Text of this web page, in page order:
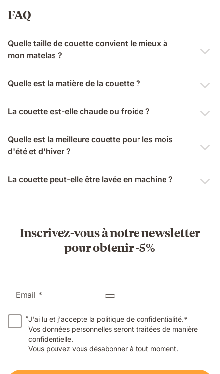
FAQ
Quelle taille de couette convient le mieux à
mon matelas ?
Quelle est la matière de la couette ?
La couette est-elle chaude ou froide ?
Quelle est la meilleure couette pour les mois
d'été et d'hiver ?
La couette peut-elle être lavée en machine ?
Inscrivez-vous à notre newsletter
pour obtenir -5%
Email *
*J'ai lu et j'accepte la politique de confidentialité.*
Vos données personnelles seront traitées de manière
confidentielle.
Vous pouvez vous désabonner à tout moment.